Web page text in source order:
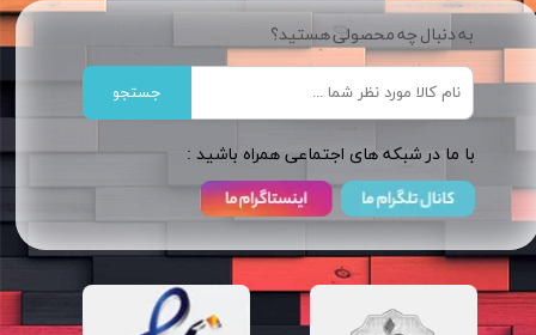
به دنبال چه محصولی هستید؟
جستجو
​​با ما در شبکه های اجتماعی همراه باشید :